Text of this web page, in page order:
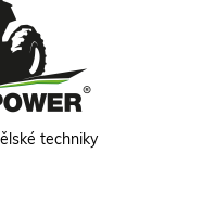
techniky